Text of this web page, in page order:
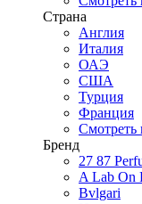
Страна
Англия
Италия
ОАЭ
США
Турция
Франция
Смотреть
Бренд
27 87
A Lab On
Bvlgari